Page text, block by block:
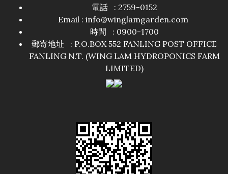
電話 : 2759-0152
Email : info@winglamgarden.com
時間 : 0900-1700
郵寄地址 : P.O.BOX 552 FANLING POST OFFICE
FANLING N.T. (WING LAM HYDROPONICS FARM
LIMITED)